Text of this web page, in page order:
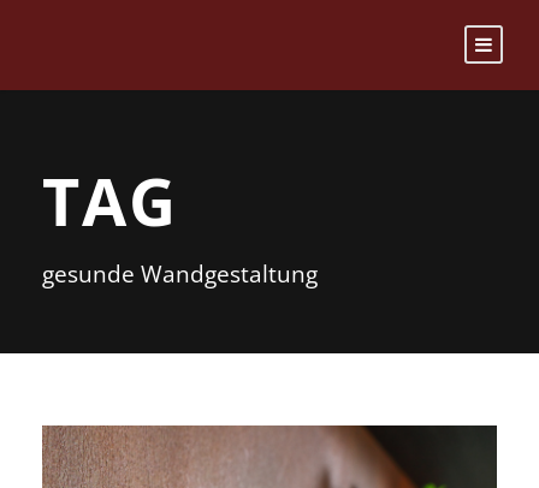
TAG
gesunde Wandgestaltung